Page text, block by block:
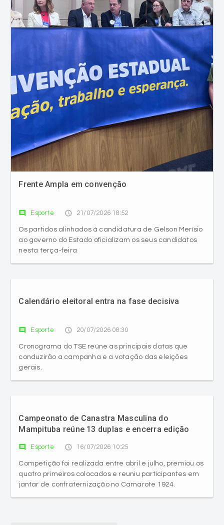
Frente Ampla em convenção
comment Esporte access_time 21/07/2026 18:52
Os partidos alinhados à candidatura de Gelson Merísio
ao governo do Estado oficializam os seus candidatos
nesta terça-feira
Calendário eleitoral entra na fase decisiva
comment Esporte access_time 20/07/2026 08:30
Cronograma do TSE reúne as principais datas que
conduzirão a campanha e a votação das eleições
gerais.
Campeonato de Canastra Masculina do
Mampituba reúne 13 duplas e encerra edição
comment Esporte access_time 16/07/2026 10:25
Competição foi realizada entre abril e julho, premiou os
quatro primeiros colocados e reuniu participantes em
jantar de confraternização no Camarote 1924.